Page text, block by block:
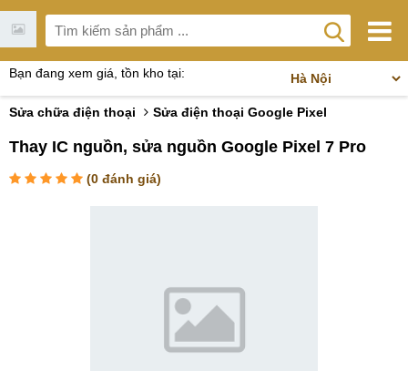
Bạn đang xem giá, tồn kho tại:
Sửa chữa điện thoại Sửa điện thoại Google Pixel
Thay IC nguồn, sửa nguồn Google Pixel 7 Pro
(0 đánh giá)